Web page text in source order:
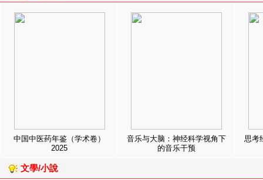
中国中医药年鉴（学术卷）
2025
音乐与大脑：神经科学视角下
的音乐干预
思考
文學/小說